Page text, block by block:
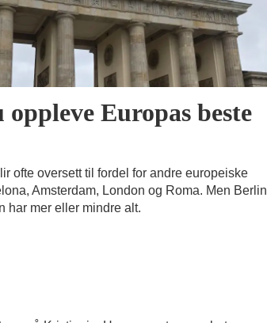
Europas beste
ofte oversett til fordel for andre europeiske
Amsterdam, London og Roma. Men Berlin
har mer eller mindre alt.